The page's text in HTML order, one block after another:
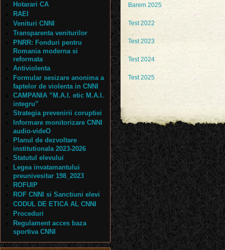
Barem 2025
Test 2022
Test 2023
Test 2024
Test 2025
Hotarari CA
RAEI
Venituri CNNI
Transparenta veniturilor
PNRR: Fonduri pentru
Romania moderna si
reformata
Antiviolenta
Formular sesizare anonima a
faptelor de violenta in CNNI
CAMPANIA ”M.A.I. etic M.A.I.
integru”
Strategia prevenirii coruptiei
Informare monitorizare CNNI
audio-videO
Planul de dezvoltare
institutionala 2023-2026
Statutul elevului
Legea invatamantului
preunivesitar 198_2023
ROFUIP
ROF CNNI si Sanctiuni elevi
CODUL DE ETICA AL CNNI
Proceduri
Regulament acces baza
sportiva CNNI